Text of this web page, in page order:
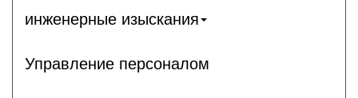
инженерные изыскания
Управление персоналом